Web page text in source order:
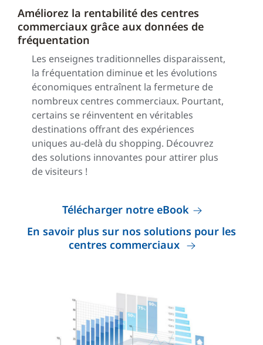
Améliorez la rentabilité des centres
commerciaux grâce aux données de
fréquentation
Les enseignes traditionnelles disparaissent,
la fréquentation diminue et les évolutions
économiques entraînent la fermeture de
nombreux centres commerciaux. Pourtant,
certains se réinventent en véritables
destinations offrant des expériences
uniques au-delà du shopping. Découvrez
des solutions innovantes pour attirer plus
de visiteurs !
Télécharger notre eBook
En savoir plus sur nos solutions pour les
centres commerciaux